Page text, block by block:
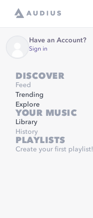
Have an Account?
Sign in
DISCOVER
Feed
Trending
Explore
YOUR MUSIC
Library
History
PLAYLISTS
Create your first playlist!